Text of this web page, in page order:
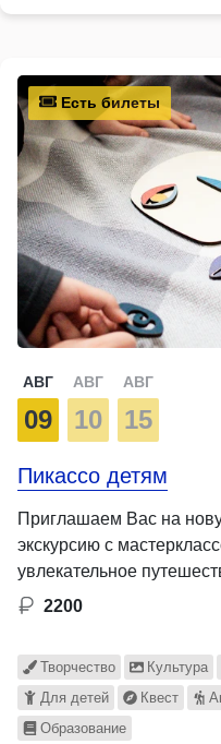
Есть билеты
АВГ
09
АВГ
10
АВГ
15
Пикассо детям
Приглашаем Вас на
экскурсию с
увлекательное
2200
Творчество Культура
Для детей
Квест
Образование